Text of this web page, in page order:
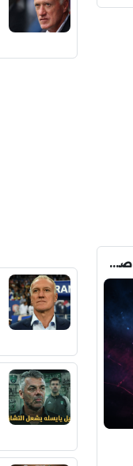
ضربة مزدوجة لبرشلونة وريال مدريد في صفقة رودري